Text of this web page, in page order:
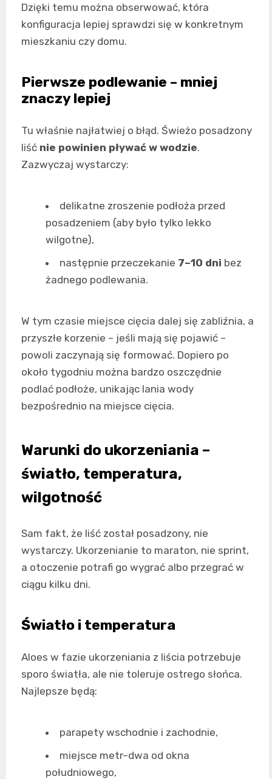
Dzięki temu można obserwować, która
konfiguracja lepiej sprawdzi się w konkretnym
mieszkaniu czy domu.
Pierwsze podlewanie – mniej
znaczy lepiej
Tu właśnie najłatwiej o błąd. Świeżo posadzony
liść nie powinien pływać w wodzie.
Zazwyczaj wystarczy:
delikatne zroszenie podłoża przed
posadzeniem (aby było tylko lekko
wilgotne),
następnie przeczekanie 7–10 dni bez
żadnego podlewania.
W tym czasie miejsce cięcia dalej się zabliźnia, a
przyszłe korzenie – jeśli mają się pojawić –
powoli zaczynają się formować. Dopiero po
około tygodniu można bardzo oszczędnie
podlać podłoże, unikając lania wody
bezpośrednio na miejsce cięcia.
Warunki do ukorzeniania –
światło, temperatura,
wilgotność
Sam fakt, że liść został posadzony, nie
wystarczy. Ukorzenianie to maraton, nie sprint,
a otoczenie potrafi go wygrać albo przegrać w
ciągu kilku dni.
Światło i temperatura
Aloes w fazie ukorzeniania z liścia potrzebuje
sporo światła, ale nie toleruje ostrego słońca.
Najlepsze będą:
parapety wschodnie i zachodnie,
miejsce metr–dwa od okna
południowego,